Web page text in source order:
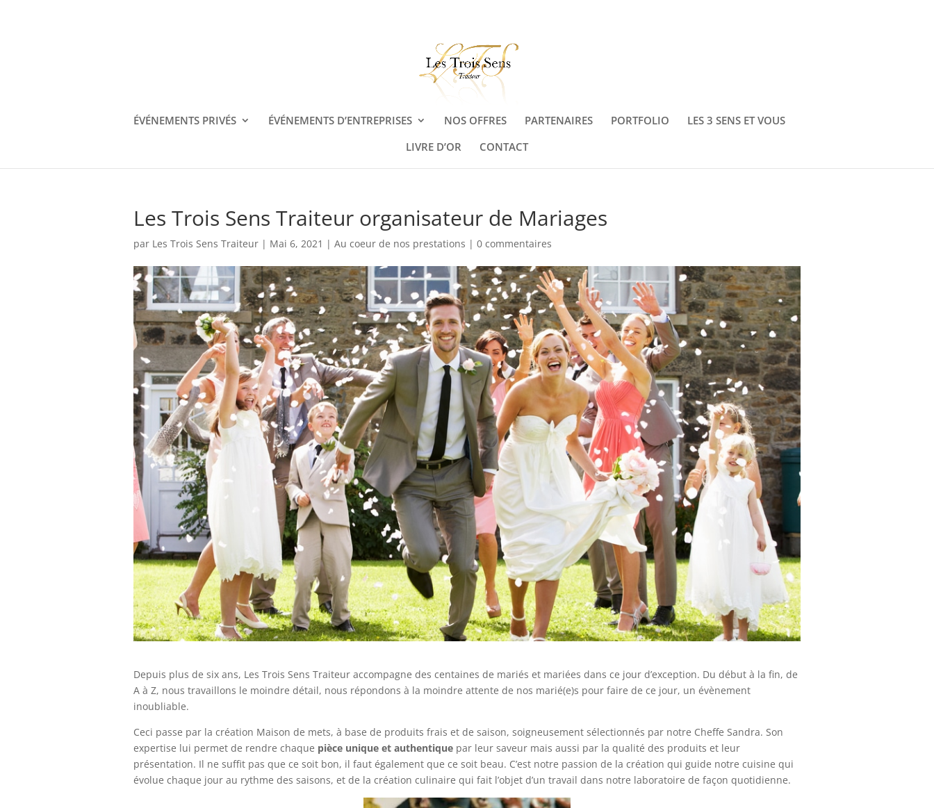
ÉVÉNEMENTS PRIVÉS ÉVÉNEMENTS D’ENTREPRISES NOS OFFRES PARTENAIRES PORTFOLIO
LES 3 SENS ET VOUS
LIVRE D’OR
CONTACT
Les Trois Sens Traiteur organisateur de Mariages
par Les Trois Sens Traiteur | Mai 6, 2021 | Au coeur de nos prestations | 0 commentaires
Depuis plus de six ans, Les Trois Sens Traiteur accompagne des centaines de mariés et mariées dans ce jour d’exception. Du début à la fin, de
A à Z, nous travaillons le moindre détail, nous répondons à la moindre attente de nos marié(e)s pour faire de ce jour, un évènement
inoubliable.
Ceci passe par la création Maison de mets, à base de produits frais et de saison, soigneusement sélectionnés par notre Cheffe Sandra. Son
expertise lui permet de rendre chaque pièce unique et authentique par leur saveur mais aussi par la qualité des produits et leur
présentation. Il ne suffit pas que ce soit bon, il faut également que ce soit beau. C’est notre passion de la création qui guide notre cuisine qui
évolue chaque jour au rythme des saisons, et de la création culinaire qui fait l’objet d’un travail dans notre laboratoire de façon quotidienne.